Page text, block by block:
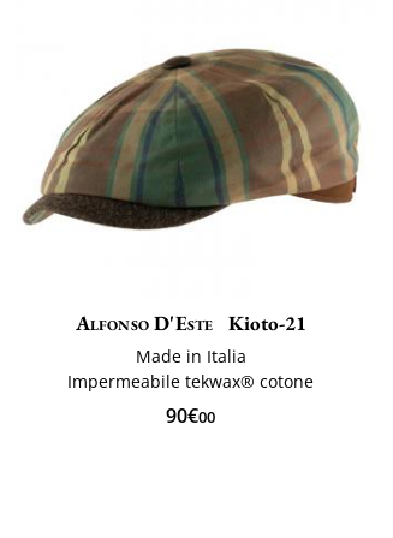
Alfonso D'Este Kioto-21
Made in Italia
Impermeabile tekwax® cotone
90€00